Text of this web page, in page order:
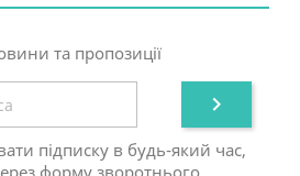
та пропозиції

підписку в будь-який час,